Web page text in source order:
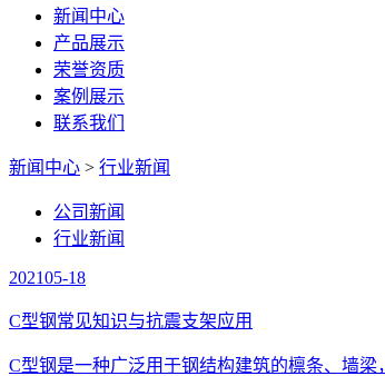
新闻中心
产品展示
荣誉资质
案例展示
联系我们
新闻中心 > 行业新闻
公司新闻
行业新闻
202105-18
C型钢常见知识与抗震支架应用
C型钢是一种广泛用于钢结构建筑的檩条、墙